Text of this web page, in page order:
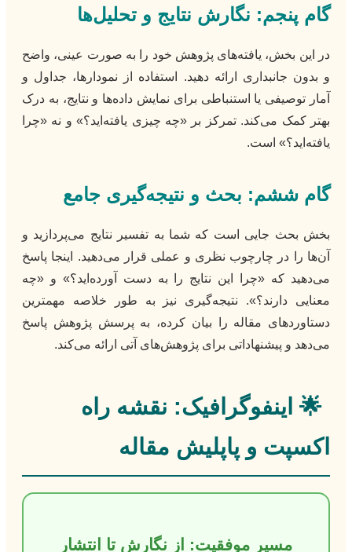
گام پنجم: نگارش نتایج و تحلیل‌ها
در این بخش، یافته‌های پژوهش خود را به صورت عینی، واضح
و بدون جانبداری ارائه دهید. استفاده از نمودارها، جداول و
آمار توصیفی یا استنباطی برای نمایش داده‌ها و نتایج، به درک
بهتر کمک می‌کند. تمرکز بر «چه چیزی یافته‌اید؟» و نه «چرا
یافته‌اید؟» است.
گام ششم: بحث و نتیجه‌گیری جامع
بخش بحث جایی است که شما به تفسیر نتایج می‌پردازید و
آن‌ها را در چارچوب نظری و عملی قرار می‌دهید. اینجا پاسخ
می‌دهید که «چرا این نتایج را به دست آورده‌اید؟» و «چه
معنایی دارند؟». نتیجه‌گیری نیز به طور خلاصه مهمترین
دستاوردهای مقاله را بیان کرده، به پرسش پژوهش پاسخ
می‌دهد و پیشنهاداتی برای پژوهش‌های آتی ارائه می‌کند.
🌟 اینفوگرافیک: نقشه راه
اکسپت و پاپلیش مقاله
مسیر موفقیت: از نگارش تا انتشار